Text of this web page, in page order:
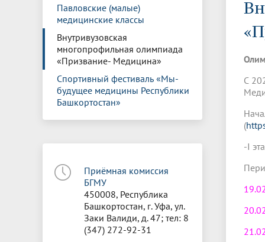
Электронный ящик доверия
БГМУ
Абитуриенту
Эндаумент
Вопрос-
Управление международной
деятельности
Отдел
центр
Информация для инвалидов и лиц с
ограниченными возможностями
здоровья
Онлайн
Независимая оценка качества
образования
Итоги научно-исследовательской
Конференции и форумы
Проблемные научные комиссии
БГМУ в
онкологии
Санаторий-профилакторий БГМУ
Совет обучающихся
Золотой фонд БГМУ
Штаб студенческих отрядов БГМУ
Павловские (малые)
медицинские классы
Внутривузовская
многопрофильная олимпиада
«Призвание- Медицина»
Спортивный фестиваль «Мы-
будущее медицины Республики
Башкортостан»
Приёмная комиссия
БГМУ
450008, Республика
Башкортостан, г. Уфа, ул.
Заки Валиди, д. 47; тел: 8
(347) 272-92-31
С
(
-I